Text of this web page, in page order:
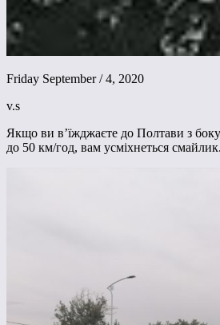
Friday September / 4, 2020
v.s
Якщо ви в’їжджаєте до Полтави з
до 50 км/год, вам усміхнеться смайлик.